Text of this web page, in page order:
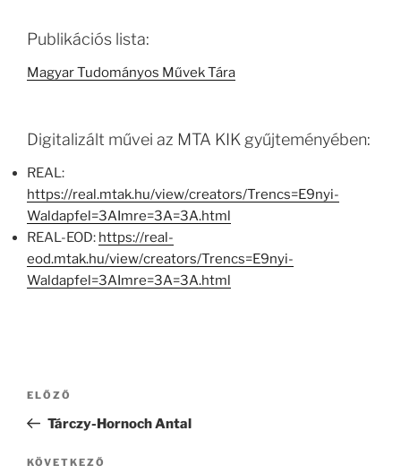
Publikációs lista:
Magyar Tudományos Művek Tára
Digitalizált művei az MTA KIK gyűjteményében:
REAL:
https://real.mtak.hu/view/creators/Trencs=E9nyi-
Waldapfel=3AImre=3A=3A.html
REAL-EOD: https://real-
eod.mtak.hu/view/creators/Trencs=E9nyi-
Waldapfel=3AImre=3A=3A.html
Bejegyzés
Korábbi
bejegyzés
ELŐZŐ
Tárczy-Hornoch Antal
Következő
KÖVETKEZŐ